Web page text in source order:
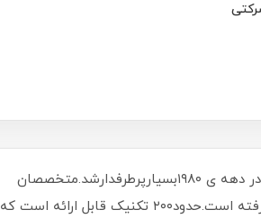
ماساژ گراستون چیست؟ ( IASTM چیست ؟ ) ماساژ گراستون یا ابزار IASTM در آمریکای شمالی تاسیس شد. که البته در دهه ی ۱۹۸۰بسیارپرطرفدارشد.متخصصان
چینی اغلب از این تکنیک برای درمان ستون فقرات استفاده میکنند. این روش در چین به نام Gua sha (گواشا ) بکار میرفته است.حدود۲۰۰ تکنیک قابل ارائه است که